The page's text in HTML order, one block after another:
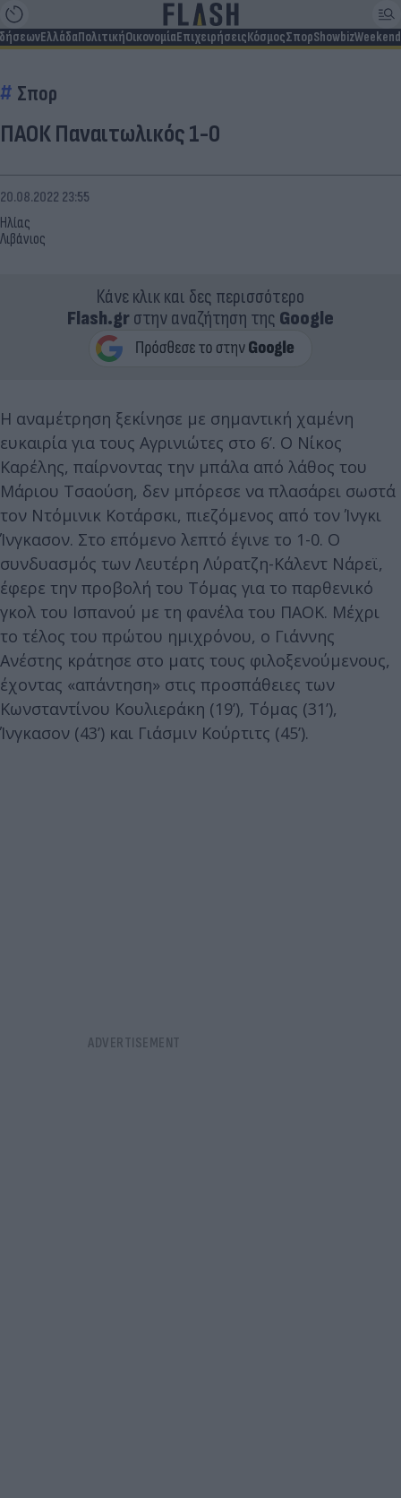
ΕλλάδαΠολιτικήΟικονομίαΕπιχειρήσειςΚόσμοςΣπορShowbizWeekend
Σπορ
ΠΑΟΚ Παναιτωλικός 1-0
Ηλίας
Λιβάνιος
20.08.2022 23:55
Κάνε κλικ και δες περισσότερο
Flash.grστην αναζήτηση της Google
Η αναμέτρηση ξεκίνησε με σημαντική χαμένη
ευκαιρία για τους Αγρινιώτες στο 6’. Ο Νίκος
Καρέλης, παίρνοντας την μπάλα από λάθος του
Μάριου Τσαούση, δεν μπόρεσε να πλασάρει σωστά
τον Ντόμινικ Κοτάρσκι, πιεζόμενος από τον Ίνγκι
Ίνγκασον. Στο επόμενο λεπτό έγινε το 1-0. Ο
συνδυασμός των Λευτέρη Λύρατζη-Κάλεντ Νάρεϊ,
έφερε την προβολή του Τόμας για το παρθενικό
γκολ του Ισπανού με τη φανέλα του ΠΑΟΚ. Μέχρι
το τέλος του πρώτου ημιχρόνου, ο Γιάννης
Ανέστης κράτησε στο ματς τους φιλοξενούμενους,
έχοντας «απάντηση» στις προσπάθειες των
Κωνσταντίνου Κουλιεράκη (19’), Τόμας (31’),
Ίνγκασον (43’) και Γιάσμιν Κούρτιτς (45’).